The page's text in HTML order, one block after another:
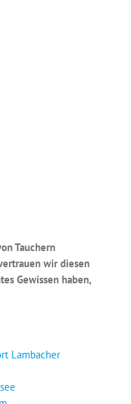
Tauchern
wir diesen
Gewissen haben,
Lambacher